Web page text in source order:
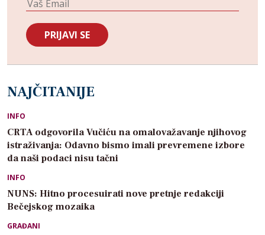
NAJČITANIJE
INFO
CRTA odgovorila Vučiću na omalovažavanje njihovog
istraživanja: Odavno bismo imali prevremene izbore
da naši podaci nisu tačni
INFO
NUNS: Hitno procesuirati nove pretnje redakciji
Bečejskog mozaika
GRAĐANI